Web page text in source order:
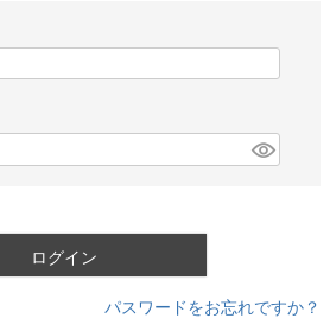
ログイン
パスワードをお忘れですか？